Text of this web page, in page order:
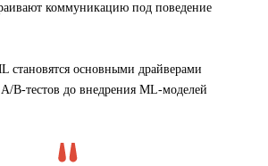
коммуникацию под поведение
становятся основными драйверами
B-тестов до внедрения ML-моделей